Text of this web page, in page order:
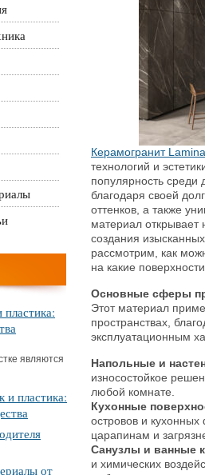
являются
и пластика:
от
Керамогранит
технологий и
популярность среди
благодаря своей
оттенков, а также
материал открывает
создания
рассмотрим, как
на какие
Основные сферы
Этот материал
пространствах,
эксплуатационным
Напольные и
износостойкое
любой комнате.
Кухонные
островов и кухонных
царапинам и
Санузлы и ванные
и химических